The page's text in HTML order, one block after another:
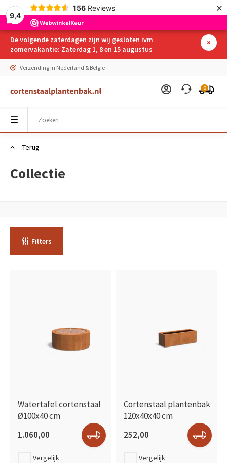
9,4
156 Reviews ×
De volgende zaterdagen zijn wij gesloten ivm
zomervakantie: Zaterdag 1, 8 en 15 augustus
Verzending in Nederland & België
0
Terug
Collectie
Filters
Watertafel cortenstaal
Ø100x40 cm
1.060,00
Vergelijk
Cortenstaal plantenbak
120x40x40 cm
252,00
Vergelijk